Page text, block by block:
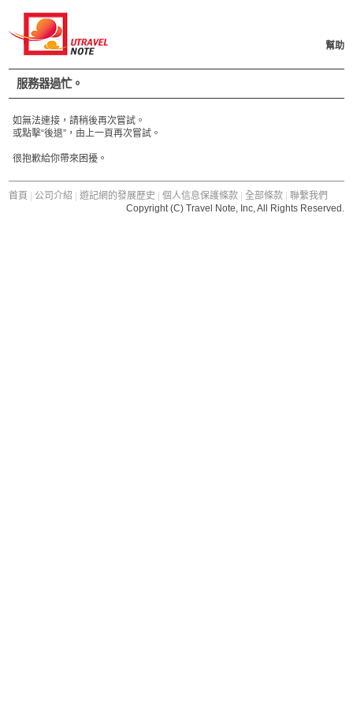
幫助
服務器過忙。
如無法連接，請稍後再次嘗試。
或點擊“後退”，由上一頁再次嘗試。
很抱歉給你帶來困擾。
首頁 公司介紹 |遊記網的發展歷史 |個人信息保護條款 |全部條款 |聯繫我們
Copyright (C) Travel Note, Inc, All Rights Reserved.